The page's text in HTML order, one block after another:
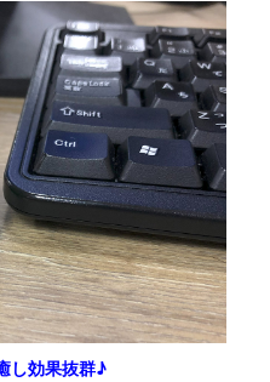
し効果抜群♪